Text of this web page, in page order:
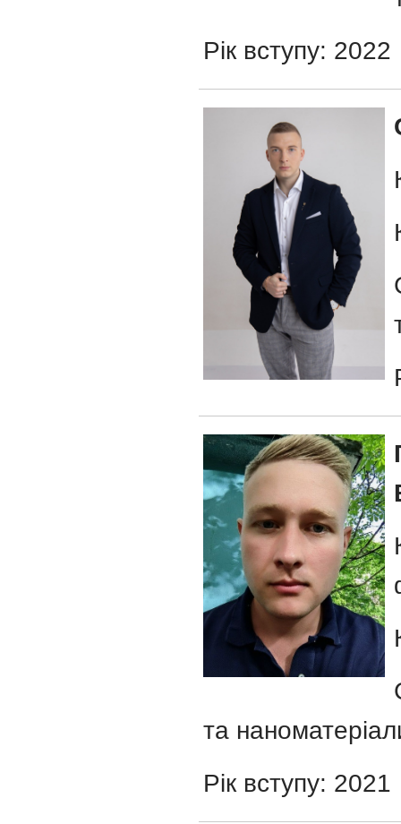
Рік вступу: 2022
та
Рік вступу: 2021